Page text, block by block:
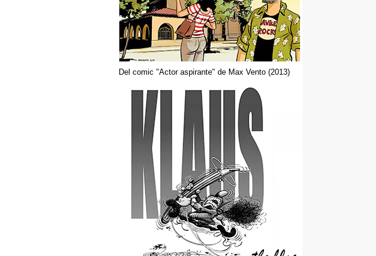
Del comic "Actor aspirante" de Max Vento (2013)